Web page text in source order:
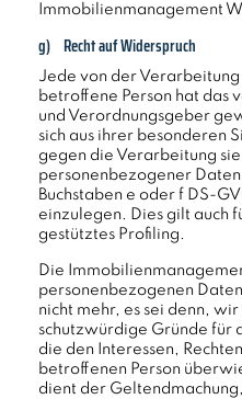
Immobilienmanagement
g) Recht auf Widerspruch
Jede von der
betroffene Person hat das
und Verordnungsgeber
sich aus ihrer besonderen
gegen die Verarbeitung
personenbezogener
Buchstaben e oder f DS-
einzulegen. Dies gilt auch
gestütztes Profiling.
Die
personenbezogenen
nicht mehr, es sei denn,
schutzwürdige Gründe für
die den Interessen,
betroffenen Person
dient der